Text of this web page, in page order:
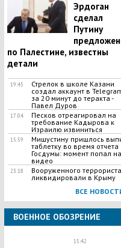
Эрдоган
сделал
Путину
по Палестине, известны
детали
19:45
​Стрелок в школе Казани
создал аккаунт в
за 20 минут до теракта -
Павел Дуров
17:04
Песков отреагировал на
требование Кадырова к
Израилю извиниться
15:59
Мишустину пришлось
таблетку во время отчета
Госдумы: момент попал на
видео
23:18
Вооруженного террориста
ликвидировали в Крыму
ВСЕ
ВОЕННОЕ ОБОЗРЕНИЕ
15:42